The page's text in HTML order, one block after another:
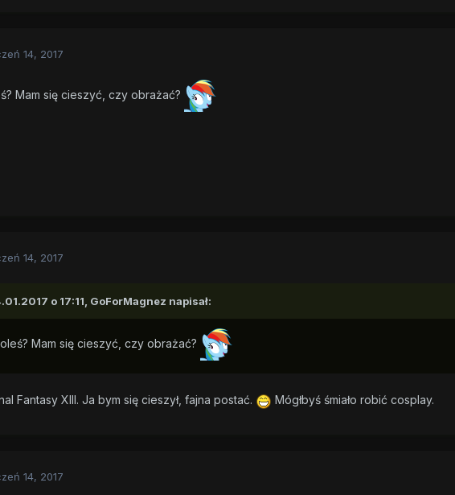
14, 2017
Mam się cieszyć, czy obrażać?
14, 2017
o 17:11, GoForMagnez napisał:
Mam się cieszyć, czy obrażać?
Fantasy XIII. Ja bym się cieszył, fajna postać. Mógłbyś śmiało robić cosplay.
14, 2017